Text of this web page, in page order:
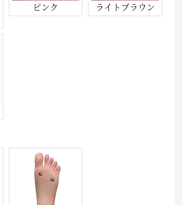
ピンク ライトブラウン